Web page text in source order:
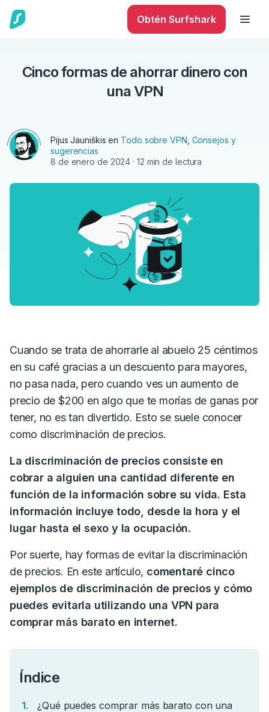
Obtén Surfshark
Cinco formas de ahorrar dinero con
una VPN
Pijus Jauniškis en Todo sobre VPN Consejos y
sugerencias
8 de enero de 2024 · 12 min de lectura
Cuando se trata de ahorrarle al abuelo 25 céntimos
en su café gracias a un descuento para mayores,
no pasa nada, pero cuando ves un aumento de
precio de $200 en algo que te morías de ganas por
tener, no es tan divertido. Esto se suele conocer
como discriminación de precios.
La discriminación de precios consiste en
cobrar a alguien una cantidad diferente en
función de la información sobre su vida. Esta
información incluye todo, desde la hora y el
lugar hasta el sexo y la ocupación.
Por suerte, hay formas de evitar la discriminación
de precios. En este artículo, comentaré cinco
ejemplos de discriminación de precios y cómo
puedes evitarla utilizando una VPN para
comprar más barato en internet.
Índice
¿Qué puedes comprar más barato con una